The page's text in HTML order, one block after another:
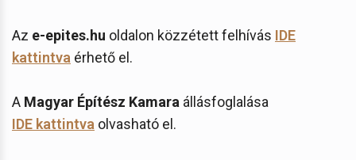
Az e-epites.hu oldalon közzétett felhívás IDE
kattintva érhető el.
A Magyar Építész Kamara állásfoglalása
IDE kattintva olvasható el.